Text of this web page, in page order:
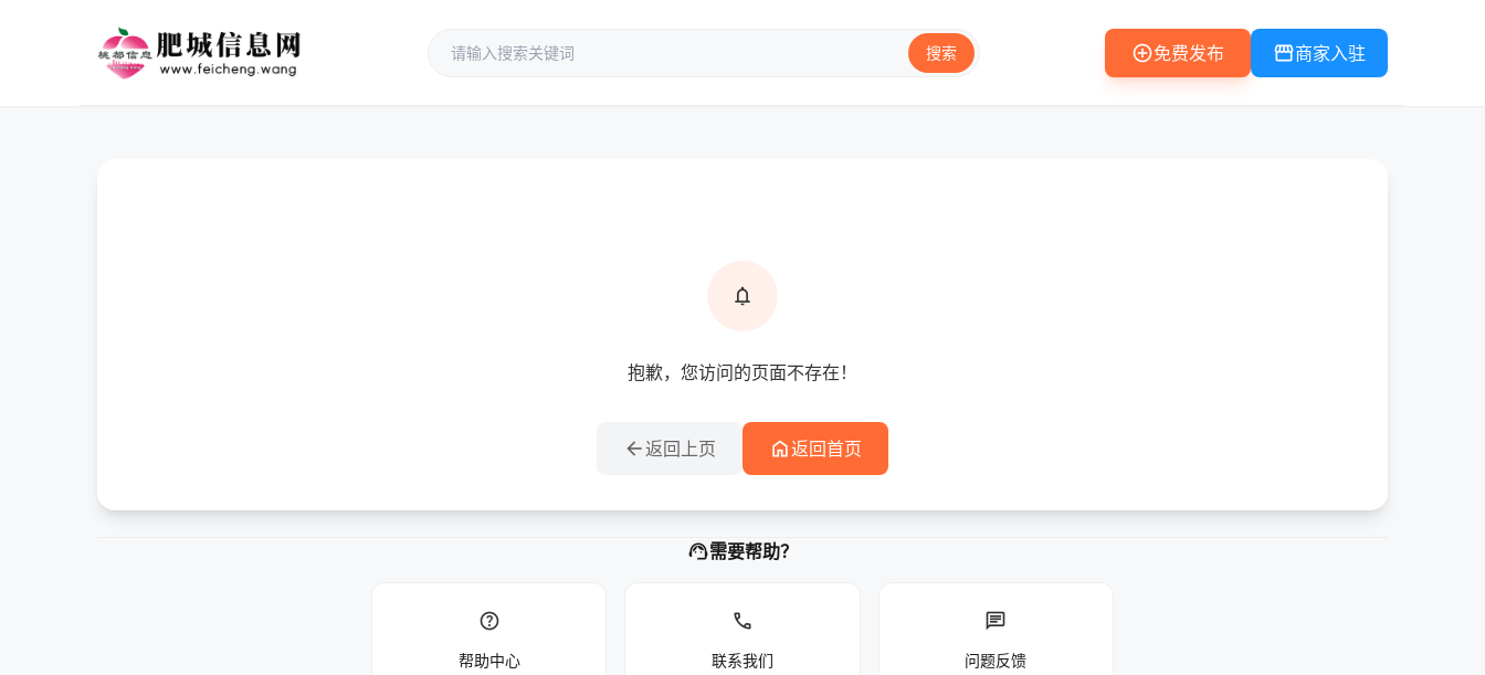
搜索 add_circle免费发布 storefront商家入驻
notifications
抱歉，您访问的页面不存在！
arrow_back返回上页 home返回首页
support_agent需要帮助？
help
帮助中心
phone
联系我们
chat
问题反馈